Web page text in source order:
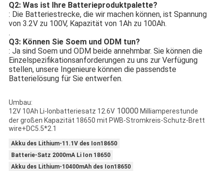
Q2: Was ist Ihre Batterieproduktpalette?
: Die Batteriestrecke, die wir machen können, ist Spannung
von 3.2V zu 100V, Kapazität von 1Ah zu 100Ah.
.
Q3: Können Sie Soem und ODM tun?
: Ja sind Soem und ODM beide annehmbar. Sie können die
Einzelspezifikationsanforderungen zu uns zur Verfügung
stellen, unsere Ingenieure können die passendste
Batterielösung für Sie entwerfen.
Umbau:
12V 10Ah Li-lonbatteriesatz 12.6V10000 Milliamperestunde
der großen Kapazität 18650 mit PWB-Stromkreis-Schutz-Brett
wire+DC5.5*2.1
Akku des Lithium-11.1V des Ion18650
Batterie-Satz 2000mA Li Ion 18650
Akku des Lithium-10400mAh des Ion18650